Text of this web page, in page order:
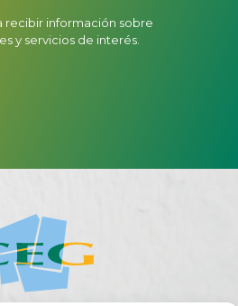
recibir información sobre
y servicios de interés.